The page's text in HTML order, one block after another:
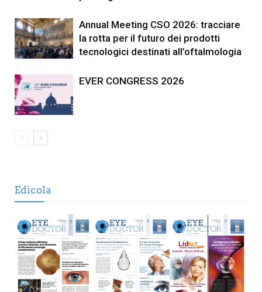
Annual Meeting CSO 2026: tracciare
la rotta per il futuro dei prodotti
tecnologici destinati all’oftalmologia
EVER CONGRESS 2026
Edicola